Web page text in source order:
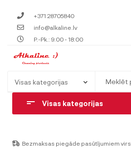
+371 28705840
info@alkaline.lv
P.-Pk.: 9:00 - 18:00
Visas kategorijas
Bezmaksas piegāde pasūtījumiem virs